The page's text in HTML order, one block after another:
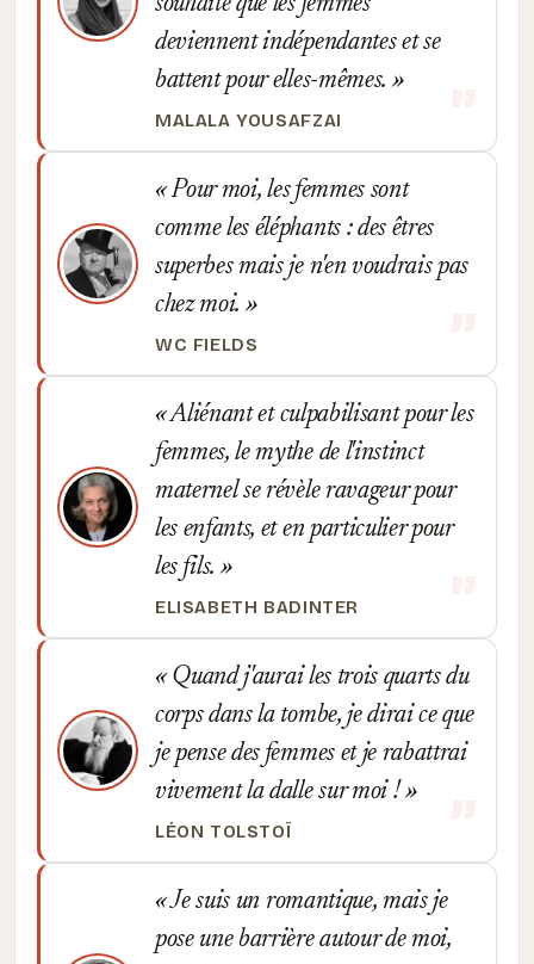
deviennent indépendantes et se
battent pour elles-mêmes.
MALALA YOUSAFZAI
Pour moi, les femmes sont
comme les éléphants : des êtres
superbes mais je n'en voudrais pas
chez moi.
WC FIELDS
Aliénant et culpabilisant pour les
femmes, le mythe de l'instinct
maternel se révèle ravageur pour
les enfants, et en particulier pour
les fils.
ELISABETH BADINTER
Quand j'aurai les trois quarts du
corps dans la tombe, je dirai ce que
je pense des femmes et je rabattrai
vivement la dalle sur moi !
LÉON TOLSTOÏ
Je suis un romantique, mais je
pose une barrière autour de moi,